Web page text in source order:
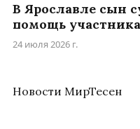
В Ярославле сын
помощь
24 июля 2026 г.
Новости МирТесен